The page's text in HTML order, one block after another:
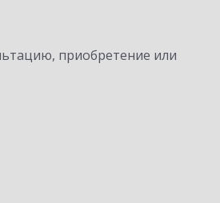
приобретение или